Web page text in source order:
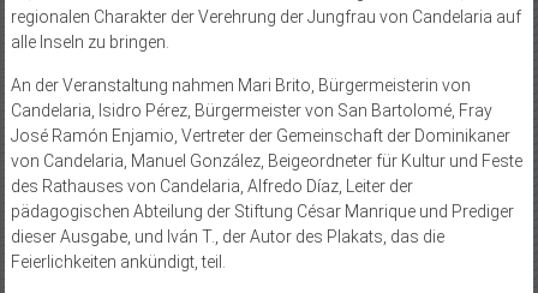
regionalen Charakter der Verehrung der Jungfrau von Candelaria auf
alle Inseln zu bringen.
An der Veranstaltung nahmen Mari Brito, Bürgermeisterin von
Candelaria, Isidro Pérez, Bürgermeister von San Bartolomé, Fray
José Ramón Enjamio, Vertreter der Gemeinschaft der Dominikaner
von Candelaria, Manuel González, Beigeordneter für Kultur und Feste
des Rathauses von Candelaria, Alfredo Díaz, Leiter der
pädagogischen Abteilung der Stiftung César Manrique und Prediger
dieser Ausgabe, und Iván T., der Autor des Plakats, das die
Feierlichkeiten ankündigt, teil.